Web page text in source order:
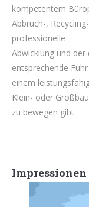
kompetentem
Abbruch-,
professionelle
Abwicklung und
entsprechende
einem
Klein- oder
zu bewegen gibt.
Impressionen